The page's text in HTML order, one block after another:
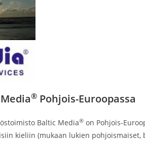
®Pohjois-Euroopassa
Baltic Media®on Pohjois-
kieliin (mukaan lukien pohjoismaiset,